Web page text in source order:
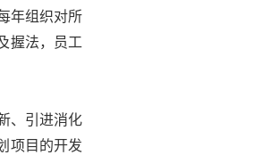
年组织对所
握法，员工
、引进消化
项目的开发